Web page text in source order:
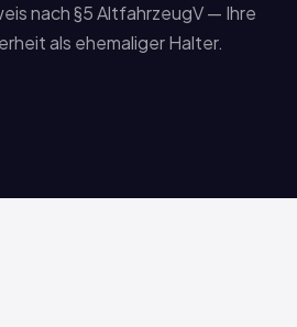
nach §5 AltfahrzeugV — Ihre
als ehemaliger Halter.